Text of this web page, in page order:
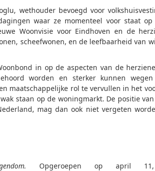
wethouder bevoegd voor
waar ze momenteel voor staat
Woonvisie voor Eindhoven en de
scheefwonen, en de leefbaarheid van
in op de aspecten van de
worden en sterker kunnen
maatschappelijke rol te vervullen in het
staan op de woningmarkt. De positie
mag dan ook niet vergeten
Opgeroepen op april